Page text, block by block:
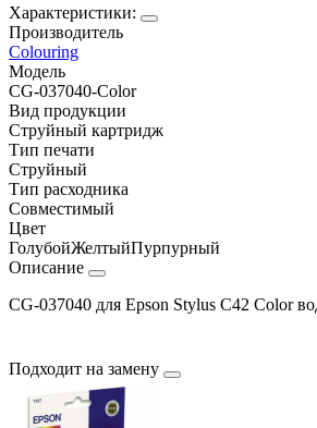
Характеристики:
Производитель
Colouring
Модель
CG-037040-Color
Вид продукции
Струйный картридж
Тип печати
Струйный
Тип расходника
Совместимый
Цвет
ГолубойЖелтыйПурпурный
Описание
CG-037040 для Epson Stylus C42 Color
Подходит на замену